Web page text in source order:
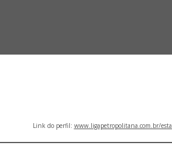
Link do perfil: www.ligapetropolitana.com.br/